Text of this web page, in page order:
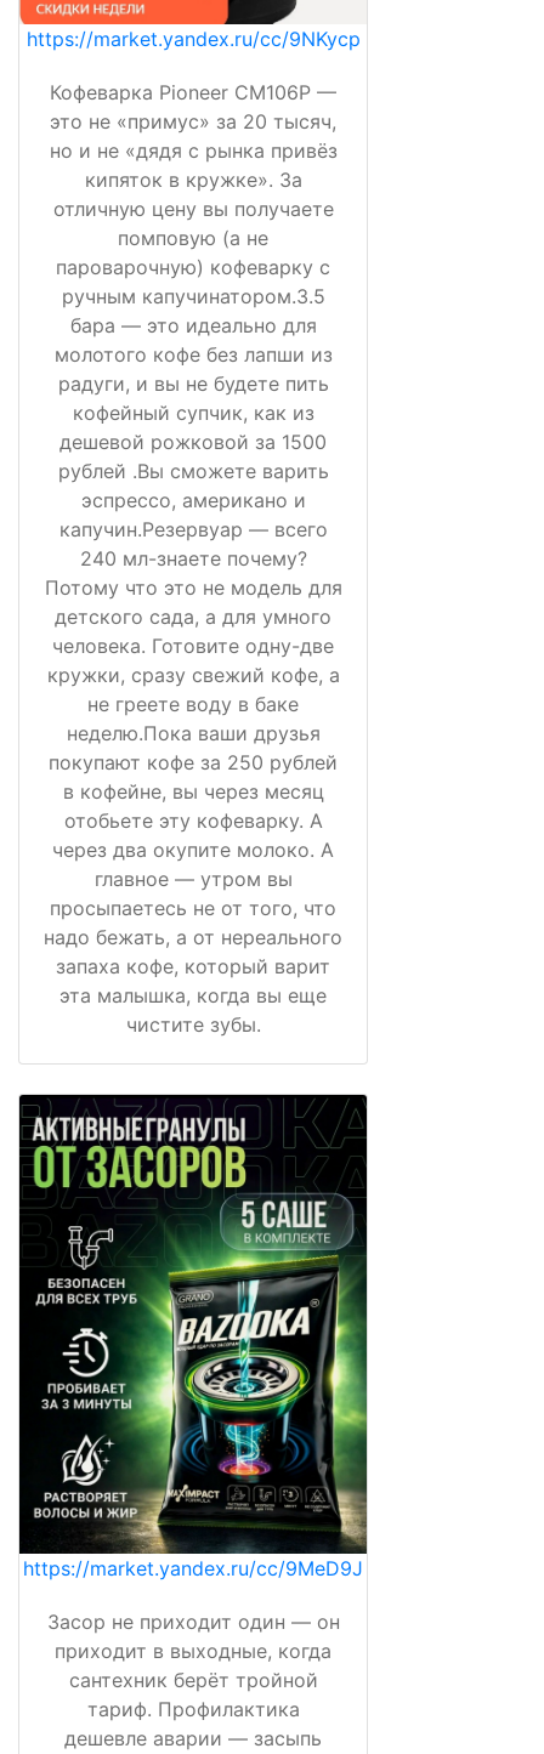
https://market.yandex.ru/cc/9NKycp
Кофеварка Pioneer CM106P —
это не «примус» за 20 тысяч,
но и не «дядя с рынка привёз
кипяток в кружке». За
отличную цену вы получаете
помповую (а не
пароварочную) кофеварку с
ручным капучинатором.3.5
бара — это идеально для
молотого кофе без лапши из
радуги, и вы не будете пить
кофейный супчик, как из
дешевой рожковой за 1500
рублей .Вы сможете варить
эспрессо, американо и
капучин.Резервуар — всего
240 мл-знаете почему?
Потому что это не модель для
детского сада, а для умного
человека. Готовите одну-две
кружки, сразу свежий кофе, а
не греете воду в баке
неделю.Пока ваши друзья
покупают кофе за 250 рублей
в кофейне, вы через месяц
отобьете эту кофеварку. А
через два окупите молоко. А
главное — утром вы
просыпаетесь не от того, что
надо бежать, а от нереального
запаха кофе, который варит
эта малышка, когда вы еще
чистите зубы.
https://market.yandex.ru/cc/9MeD9J
Засор не приходит один — он
приходит в выходные, когда
сантехник берёт тройной
тариф. Профилактика
дешевле аварии — засыпь